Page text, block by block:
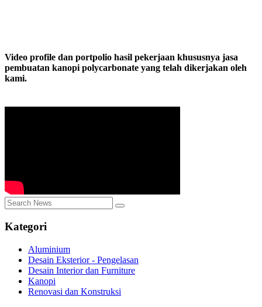
Video profile dan portpolio hasil pekerjaan khususnya jasa
pembuatan kanopi polycarbonate yang telah dikerjakan oleh
kami.
Kategori
Aluminium
Desain Eksterior - Pengelasan
Desain Interior dan Furniture
Kanopi
Renovasi dan Konstruksi